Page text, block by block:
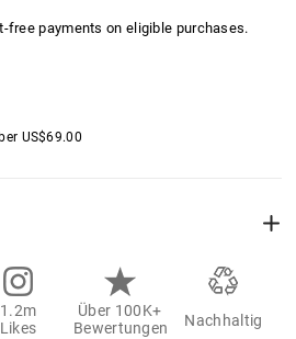
free payments on eligible purchases.
US$69.00
1.2m
Likes
Über 100K+
Bewertungen
Nachhaltig